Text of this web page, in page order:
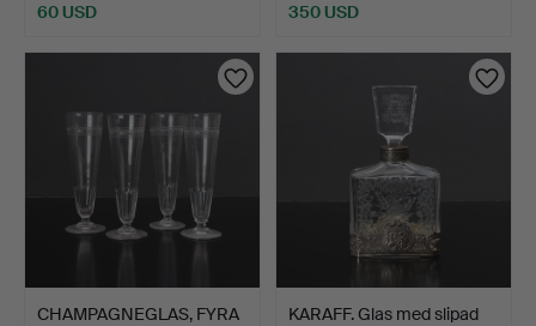
60 USD 350 USD
CHAMPAGNEGLAS, FYRA
KARAFF. Glas med slipad